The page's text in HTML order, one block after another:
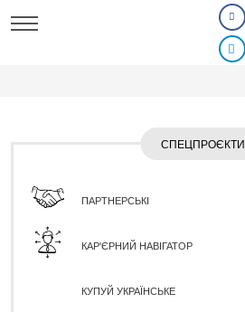
СПЕЦПРОЄКТИ
ПАРТНЕРСЬКІ
КАР'ЄРНИЙ НАВІГАТОР
КУПУЙ УКРАЇНСЬКЕ